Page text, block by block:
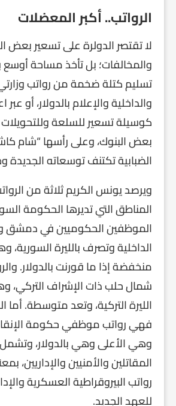
الرواتب.. أكبر المعضلات
لا تقتصر الدولرة على تسعير بعض
والمخالفات؛ بل تأخذ مساحة أوسع
تسليم كتلة ضخمة من رواتب
والداخلية والإعلام بالدولار، أو عبر
كوسيلة تسعير للسلعة وللتحويلات
بعض البنوك، وعلى رأسها “شام
الضبابية تكتنف توسعاته
ويرصد يونس الكريم ثلاثة من
المناطق التي تديرها الحكومة
الموظفين الحكوميين في دمشق
الداخلية وتصرف بالليرة السورية،
منخفضة إذا ما قورنت بالدولار.
شمال حلب ذات الإشراف التركي،
الليرة التركية، وتعد متوسطة. أما
فهي رواتب موظفي حكومة
وهي الأعلى وهي بالدولار،
المقاتلين والأمنيين والإداريين،
رواتب البيروقراطية العسكرية
للعهد الجديد.